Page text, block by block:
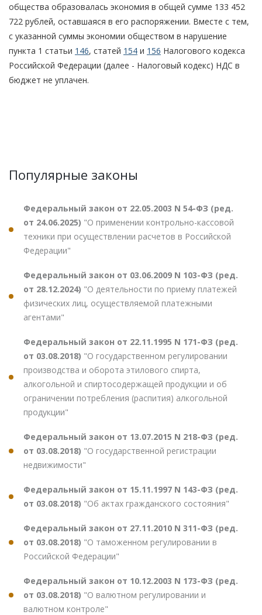
общества образовалась экономия в общей сумме 133 452
722 рублей, оставшаяся в его распоряжении. Вместе с тем,
с указанной суммы экономии обществом в нарушение
пункта 1 статьи 146, статей 154 и 156 Налогового кодекса
Российской Федерации (далее - Налоговый кодекс) НДС в
бюджет не уплачен.
Популярные законы
Федеральный закон от 22.05.2003 N 54-ФЗ (ред.
от 24.06.2025) "О применении контрольно-кассовой
техники при осуществлении расчетов в Российской
Федерации"
Федеральный закон от 03.06.2009 N 103-ФЗ (ред.
от 28.12.2024) "О деятельности по приему платежей
физических лиц, осуществляемой платежными
агентами"
Федеральный закон от 22.11.1995 N 171-ФЗ (ред.
от 03.08.2018) "О государственном регулировании
производства и оборота этилового спирта,
алкогольной и спиртосодержащей продукции и об
ограничении потребления (распития) алкогольной
продукции"
Федеральный закон от 13.07.2015 N 218-ФЗ (ред.
от 03.08.2018) "О государственной регистрации
недвижимости"
Федеральный закон от 15.11.1997 N 143-ФЗ (ред.
от 03.08.2018) "Об актах гражданского состояния"
Федеральный закон от 27.11.2010 N 311-ФЗ (ред.
от 03.08.2018) "О таможенном регулировании в
Российской Федерации"
Федеральный закон от 10.12.2003 N 173-ФЗ (ред.
от 03.08.2018) "О валютном регулировании и
валютном контроле"